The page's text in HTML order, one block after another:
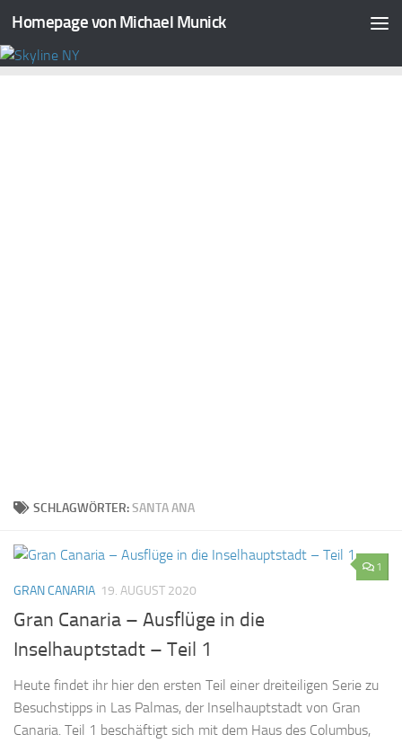
Zum Inhalt springen
Homepage von Michael Munick
SCHLAGWÖRTER:SANTA ANA
1
GRAN CANARIA 19. AUGUST 2020
Gran Canaria – Ausflüge in die
Inselhauptstadt – Teil 1
Heute findet ihr hier den ersten Teil einer dreiteiligen Serie zu
Besuchstipps in Las Palmas, der Inselhauptstadt von Gran
Canaria. Teil 1 beschäftigt sich mit dem Haus des Columbus,